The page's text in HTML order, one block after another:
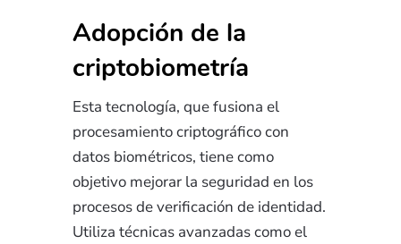
Adopción de la
criptobiometría
Esta tecnología, que fusiona el
procesamiento criptográfico con
datos biométricos, tiene como
objetivo mejorar la seguridad en los
procesos de verificación de identidad.
Utiliza técnicas avanzadas como el